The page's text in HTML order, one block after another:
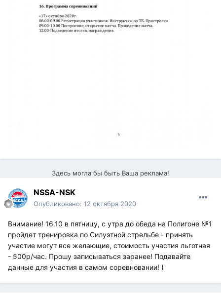
Здесь могла бы быть Ваша реклама!
NSSA-NSK
Опубликовано: 12 октября 2020
Внимание! 16.10 в пятницу, с утра до обеда на Полигоне №1
пройдет тренировка по Силуэтной стрельбе - принять
участие могут все желающие, стоимость участия льготная
- 500р/час. Прошу записываться заранее! Подавайте
данные для участия в самом соревновании! )